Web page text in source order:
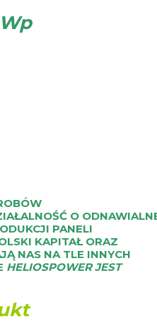
O
PANELI
KAPITAŁ ORAZ
NAS NA TLE INNYCH
HELIOSPOWER JEST